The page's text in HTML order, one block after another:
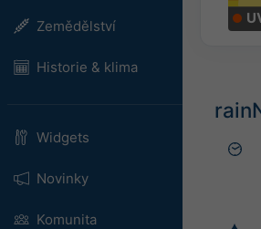
Zemědělství
Historie & klima
Widgets
Novinky
Komunita